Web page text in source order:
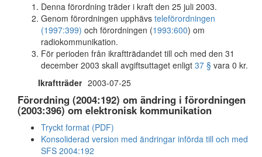
Denna förordning träder i kraft den 25 juli 2003.
Genom förordningen upphävs teleförordningen
(1997:399) och förordningen (1993:600) om
radiokommunikation.
För perioden från ikraftträdandet till och med den 31
december 2003 skall avgiftsuttaget enligt 37 § vara 0 kr.
Ikraftträder 2003-07-25
Förordning (2004:192) om ändring i förordningen
(2003:396) om elektronisk kommunikation
Tryckt format (PDF)
Konsoliderad version med ändringar införda till och med
SFS 2004:192